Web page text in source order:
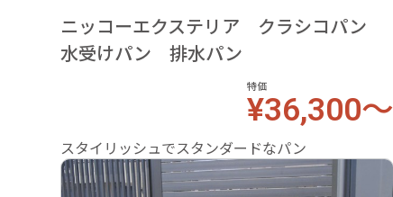
ニッコーエクステリア クラシコパン
水受けパン 排水パン
特価
¥36,300～
スタイリッシュでスタンダードなパン